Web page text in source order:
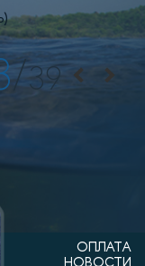
/39
ОПЛАТА